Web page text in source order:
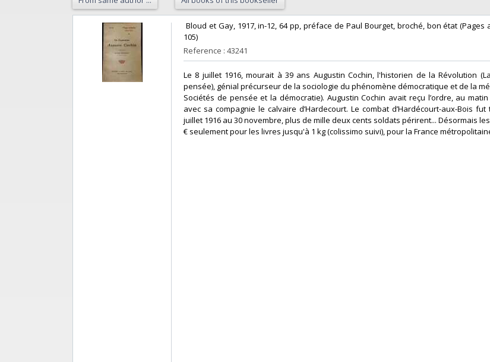
Bloud et Gay, 1917, in-12, 64 pp, préface de Paul Bourget, broché, bon état (Pages
105)‎
Reference : 43241
‎Le 8 juillet 1916, mourait à 39 ans Augustin Cochin, l'historien de la Révolution
pensée), génial précurseur de la sociologie du phénomène démocratique et de la
Sociétés de pensée et la démocratie). Augustin Cochin avait reçu l’ordre, au
avec sa compagnie le calvaire d’Hardecourt. Le combat d’Hardécourt-aux-Bois
juillet 1916 au 30 novembre, plus de mille deux cents soldats périrent... Désormais
€ seulement pour les livres jusqu'à 1 kg (colissimo suivi), pour la France